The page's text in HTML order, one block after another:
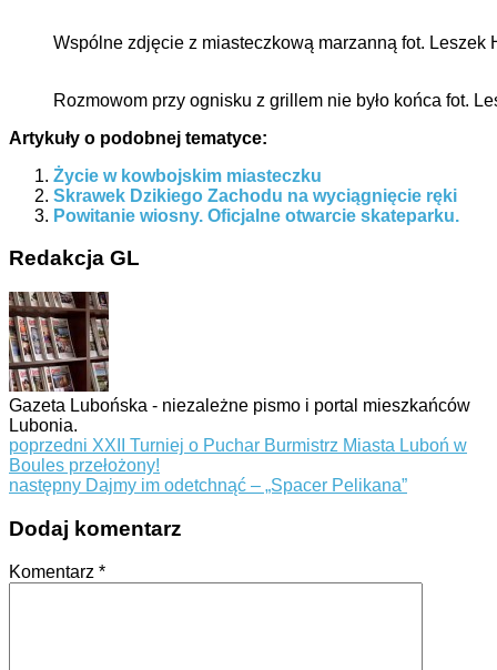
Wspólne zdjęcie z miasteczkową marzanną fot. Leszek
Rozmowom przy ognisku z grillem nie było końca fot.
Artykuły o podobnej tematyce:
Życie w kowbojskim miasteczku
Skrawek Dzikiego Zachodu na wyciągnięcie ręki
Powitanie wiosny. Oficjalne otwarcie skateparku.
Redakcja GL
Gazeta Lubońska - niezależne pismo i portal mieszkańców
Lubonia.
poprzedni XXII Turniej o Puchar Burmistrz Miasta Luboń w
Boules przełożony!
następny Dajmy im odetchnąć – „Spacer Pelikana”
Dodaj komentarz
Komentarz *